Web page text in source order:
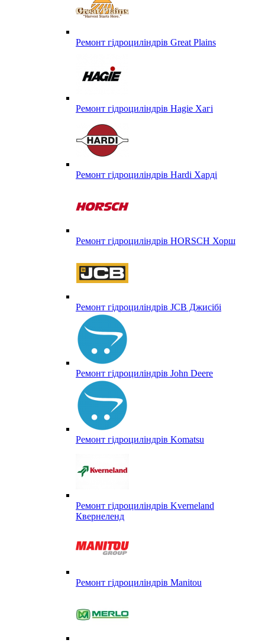
Ремонт гідроциліндрів Great Plains
Ремонт гідроциліндрів Hagie Хагі
Ремонт гідроциліндрів Hardi Харді
Ремонт гідроциліндрів HORSCH Хорш
Ремонт гідроциліндрів JCB Джисібі
Ремонт гідроциліндрів John Deere
Ремонт гідроциліндрів Komatsu
Ремонт гідроциліндрів Kverneland
Квернеленд
Ремонт гідроциліндрів Manitou